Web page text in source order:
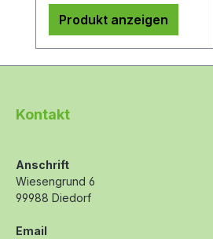
Produkt anzeigen
Kontakt
Anschrift
Wiesengrund 6
99988 Diedorf
Email